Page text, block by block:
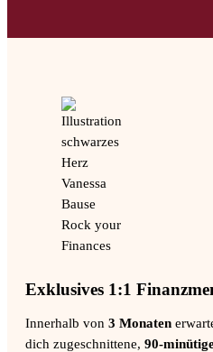
Exklusives 1:1
Innerhalb von 3 Monaten
dich zugeschnittene, 90-